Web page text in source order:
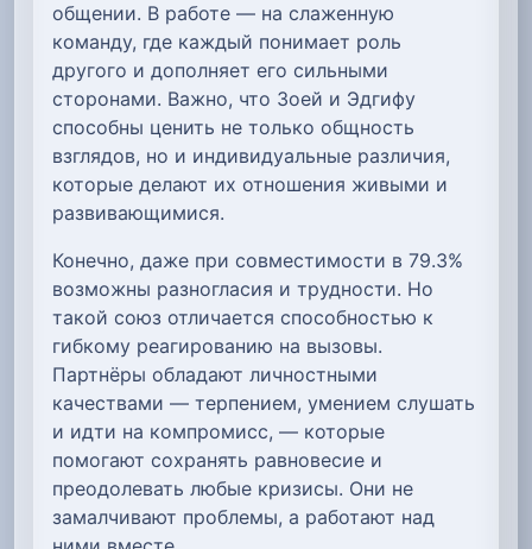
общении. В работе — на слаженную
команду, где каждый понимает роль
другого и дополняет его сильными
сторонами. Важно, что Зоей и Эдгифу
способны ценить не только общность
взглядов, но и индивидуальные различия,
которые делают их отношения живыми и
развивающимися.
Конечно, даже при совместимости в 79.3%
возможны разногласия и трудности. Но
такой союз отличается способностью к
гибкому реагированию на вызовы.
Партнёры обладают личностными
качествами — терпением, умением слушать
и идти на компромисс, — которые
помогают сохранять равновесие и
преодолевать любые кризисы. Они не
замалчивают проблемы, а работают над